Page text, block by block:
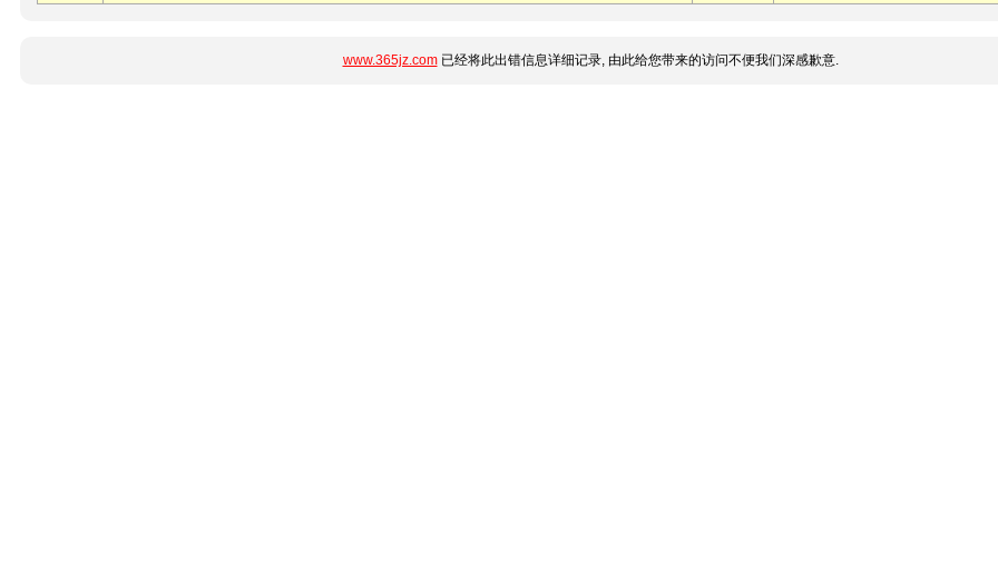
www.365jz.com已经将此出错信息详细记录, 由此给您带来的访问不便我们深感歉意.